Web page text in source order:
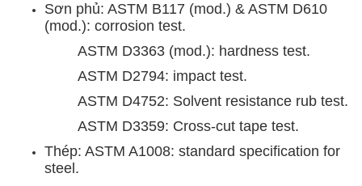
Sơn phủ: ASTM B117 (mod.) & ASTM D610
(mod.): corrosion test.
ASTM D3363 (mod.): hardness test.
ASTM D2794: impact test.
ASTM D4752: Solvent resistance rub test.
ASTM D3359: Cross-cut tape test.
Thép: ASTM A1008: standard specification for
steel.